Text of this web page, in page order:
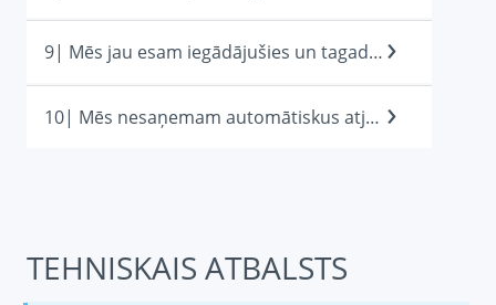
9| Mēs jau esam iegādājušies un tagad vajagam palīdzību
10| Mēs nesaņemam automātiskus atjauninājumus vai jaunas versijas.
TEHNISKAIS ATBALSTS